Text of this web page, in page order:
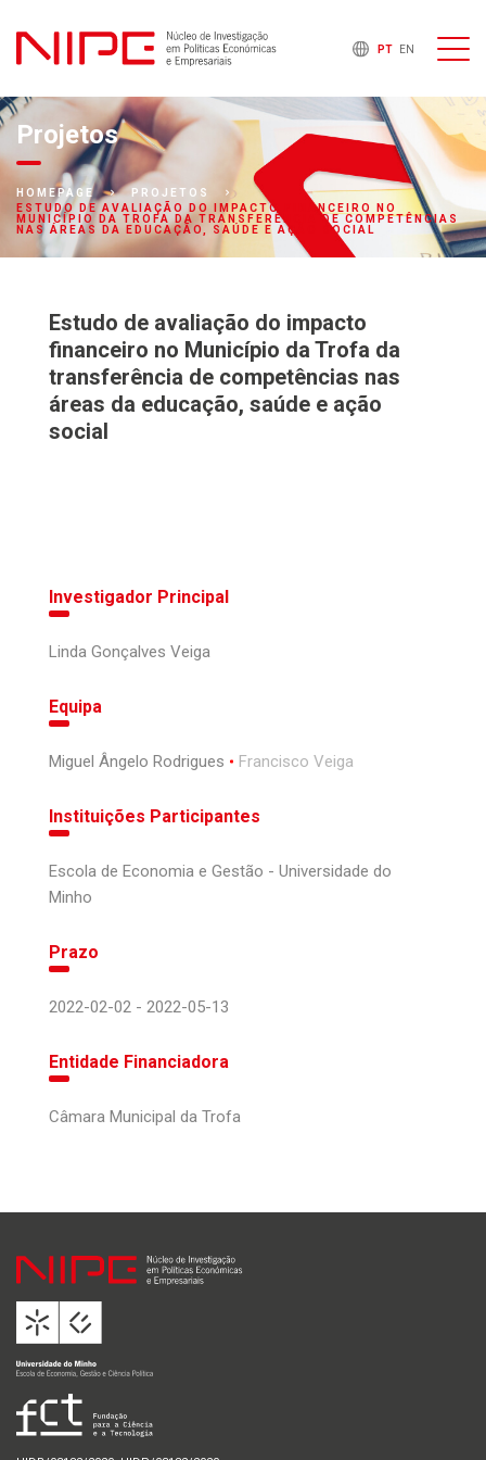
PT EN
Projetos
HOMEPAGE
PROJETOS
ESTUDO DE AVALIAÇÃO DO IMPACTO FINANCEIRO NO
MUNICÍPIO DA TROFA DA TRANSFERÊNCIA DE COMPETÊNCIAS
NAS ÁREAS DA EDUCAÇÃO, SAÚDE E AÇÃO SOCIAL
Estudo de avaliação do impacto
financeiro no Município da Trofa da
transferência de competências nas
áreas da educação, saúde e ação
social
Investigador Principal
Linda Gonçalves Veiga
Equipa
Miguel Ângelo Rodrigues Francisco Veiga
Instituições Participantes
Escola de Economia e Gestão - Universidade do
Minho
Prazo
2022-02-02 - 2022-05-13
Entidade Financiadora
Câmara Municipal da Trofa